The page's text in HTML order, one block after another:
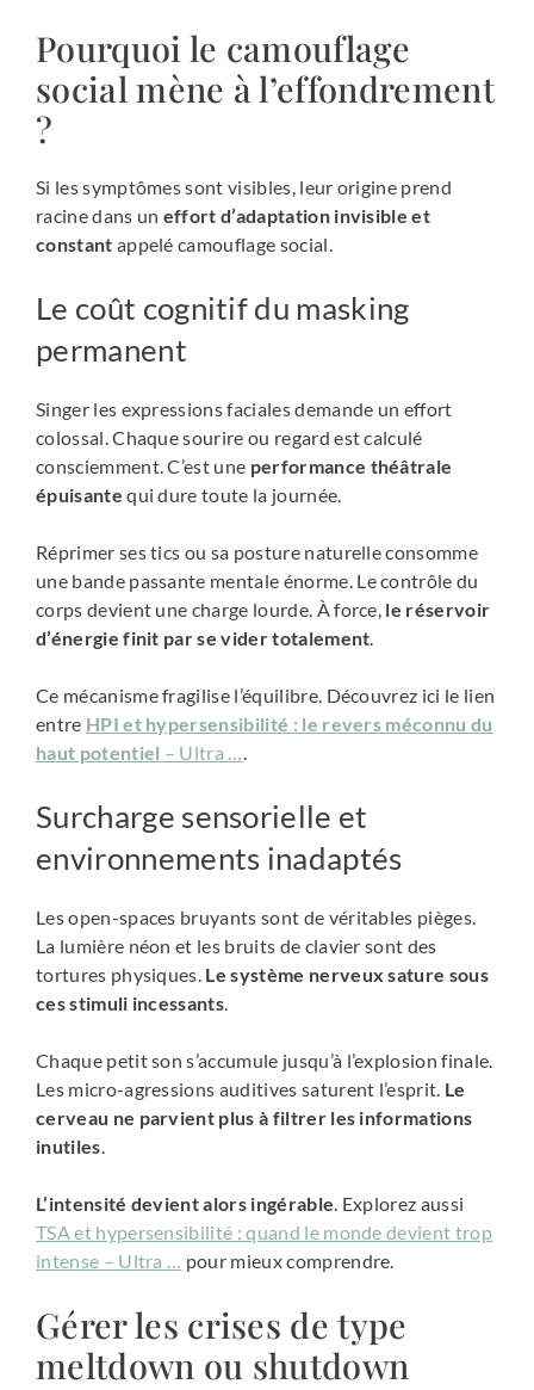
Pourquoi le camouflage
social mène à l’effondrement
?
Si les symptômes sont visibles, leur origine prend
racine dans un effort d’adaptation invisible et
constant appelé camouflage social.
Le coût cognitif du masking
permanent
Singer les expressions faciales demande un effort
colossal. Chaque sourire ou regard est calculé
consciemment. C’est une performance théâtrale
épuisante qui dure toute la journée.
Réprimer ses tics ou sa posture naturelle consomme
une bande passante mentale énorme. Le contrôle du
corps devient une charge lourde. À force, le réservoir
d’énergie finit par se vider totalement.
Ce mécanisme fragilise l’équilibre. Découvrez ici le lien
entre HPI et hypersensibilité : le revers méconnu du
haut potentiel – Ultra ….
Surcharge sensorielle et
environnements inadaptés
Les open-spaces bruyants sont de véritables pièges.
La lumière néon et les bruits de clavier sont des
tortures physiques. Le système nerveux sature sous
ces stimuli incessants.
Chaque petit son s’accumule jusqu’à l’explosion finale.
Les micro-agressions auditives saturent l’esprit. Le
cerveau ne parvient plus à filtrer les informations
inutiles.
L’intensité devient alors ingérable. Explorez aussi
TSA et hypersensibilité : quand le monde devient trop
intense – Ultra … pour mieux comprendre.
Gérer les crises de type
meltdown ou shutdown